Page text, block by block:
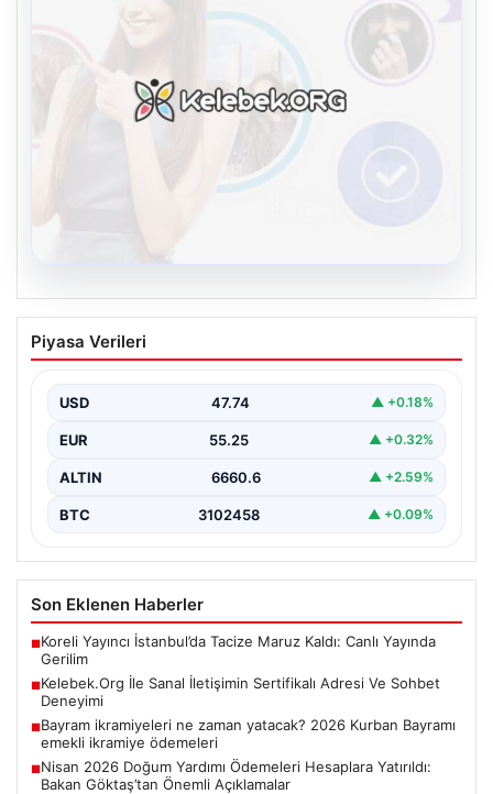
Kelebek.Org İle Sanal İletişimin
Sertifikalı Adresi Ve Sohbet Deneyimi
sağlaması kritik bir önem taşımaktadır. Günümüzde
birçok…
Piyasa Verileri
USD 47.74 ▲ +0.18%
EUR 55.25 ▲ +0.32%
ALTIN 6660.6 ▲ +2.59%
BTC 3102458 ▲ +0.09%
Son Eklenen Haberler
■Koreli Yayıncı İstanbul’da Tacize Maruz Kaldı: Canlı Yayında
Gerilim
■Kelebek.Org İle Sanal İletişimin Sertifikalı Adresi Ve Sohbet
Deneyimi
■Bayram ikramiyeleri ne zaman yatacak? 2026 Kurban Bayramı
emekli ikramiye ödemeleri
■Nisan 2026 Doğum Yardımı Ödemeleri Hesaplara Yatırıldı:
Bakan Göktaş’tan Önemli Açıklamalar